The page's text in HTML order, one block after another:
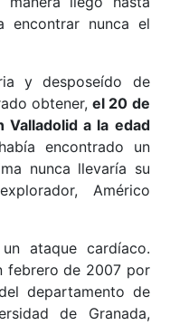
encontrar nunca el
y desposeído de
obtener,el 20 de
Valladolid a la edad
encontrado un
nunca llevaría su
Américo
ataque cardíaco.
febrero de 2007 por
departamento de
de Granada,